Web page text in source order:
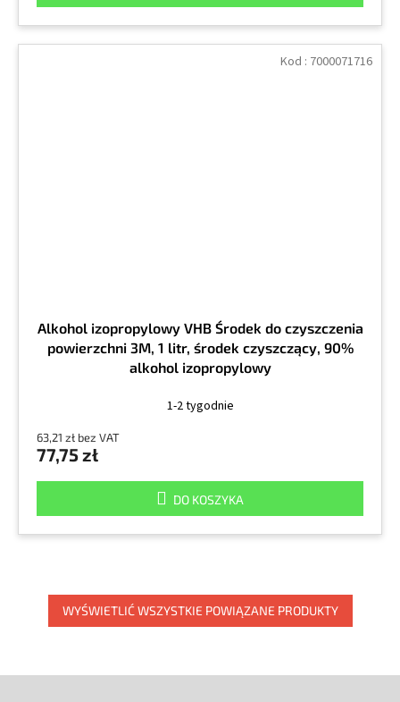
Alkohol izopropylowy VHB Środek do czyszczenia
powierzchni 3M, 1 litr, środek czyszczący, 90%
alkohol izopropylowy
1-2 tygodnie
63,21 zł bez VAT
77,75 zł
DO KOSZYKA
Kod : 7000071716
WYŚWIETLIĆ WSZYSTKIE POWIĄZANE PRODUKTY